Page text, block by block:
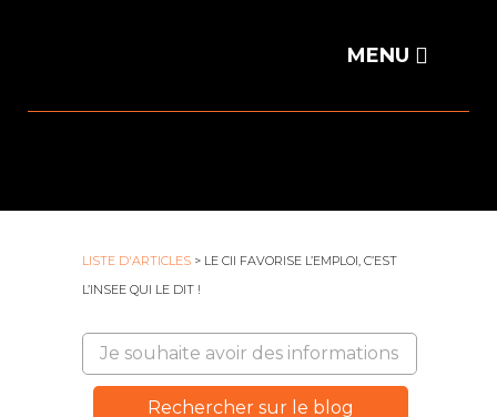
LISTE D'ARTICLES > LE CII FAVORISE L’EMPLOI, C’EST
L’INSEE QUI LE DIT !